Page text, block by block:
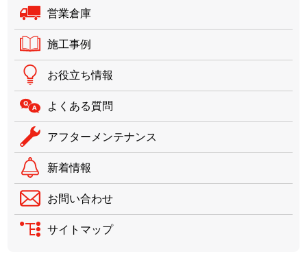
営業倉庫
施工事例
お役立ち情報
よくある質問
アフターメンテナンス
新着情報
お問い合わせ
サイトマップ